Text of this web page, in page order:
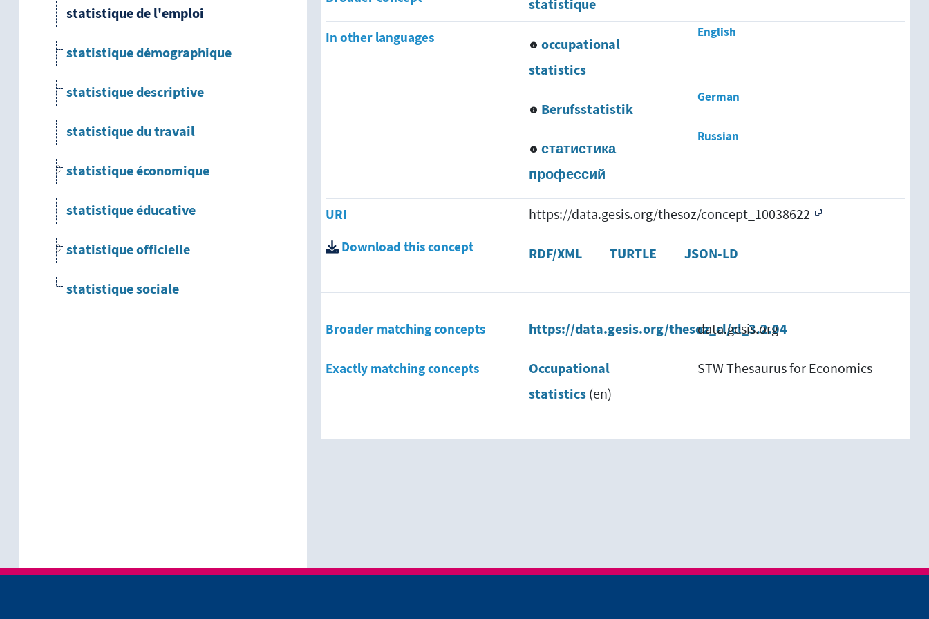
statistique de l'emploi
statistique démographique
statistique descriptive
statistique du travail
statistique économique
statistique éducative
statistique officielle
statistique sociale
statistique
In other languages
English
occupational
statistics
German
Berufsstatistik
Russian
статистика
профессий
URI https://data.gesis.org/thesoz/concept_10038622
Download this concept RDF/XML TURTLE JSON-LD
Broader matching concepts https://data.gesis.org/thesoz_cl/cl_3.2.04
data.gesis.org
Exactly matching concepts
Occupational
statistics(en)
STW Thesaurus for Economics